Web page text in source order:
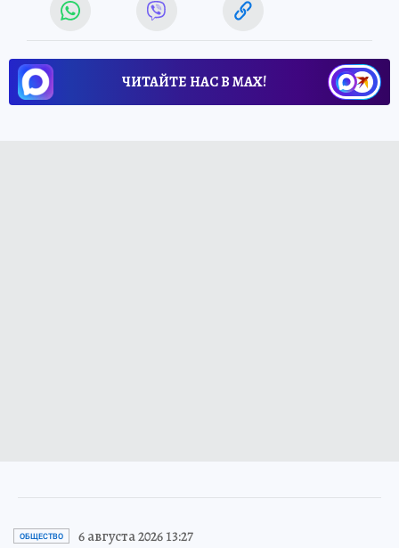
ЧИТАЙТЕ НАС В МАХ!
ОБЩЕСТВО 6 августа 2026 13:27